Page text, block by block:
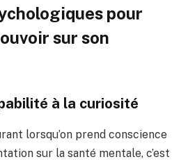
pour
sur son
à la curiosité
lorsqu’on prend conscience
sur la santé mentale, c’est